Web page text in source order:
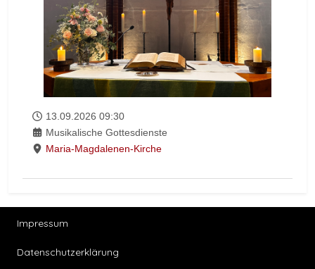
13.09.2026 09:30
Musikalische Gottesdienste
Maria-Magdalenen-Kirche
Impressum
Datenschutzerklärung